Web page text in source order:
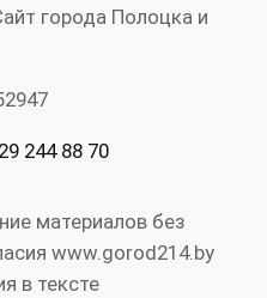
города Полоцка и
244 88 70
материалов без
www.gorod214.by
в тексте